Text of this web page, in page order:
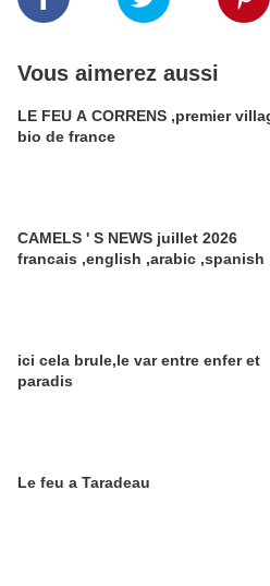
Vous aimerez aussi
LE FEU A CORRENS ,premier
bio de france
CAMELS ' S NEWS juillet 2026
francais ,english ,arabic ,spanish
ici cela brule,le var entre enfer et
paradis
Le feu a Taradeau